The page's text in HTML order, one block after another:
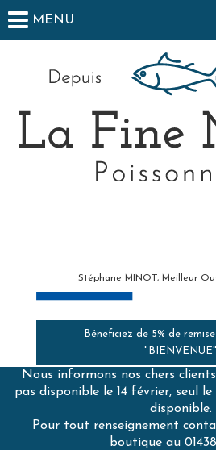
MENU
Stéphane MINOT, Meilleur
Béneficiez de 5% de
"BIENVENUE"
Nous informons nos chers
pas disponible le 14 février, seul
disponible.
Pour tout renseignement
boutique au